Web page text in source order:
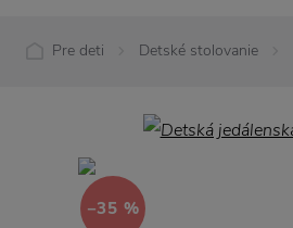
Pre deti Detské stolovanie
−35 %